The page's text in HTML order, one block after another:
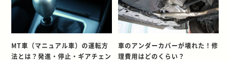
MT車（マニュアル車）の運転方
法とは？発進・停止・ギアチェン
車のアンダーカバーが壊れた！修
理費用はどのくらい？